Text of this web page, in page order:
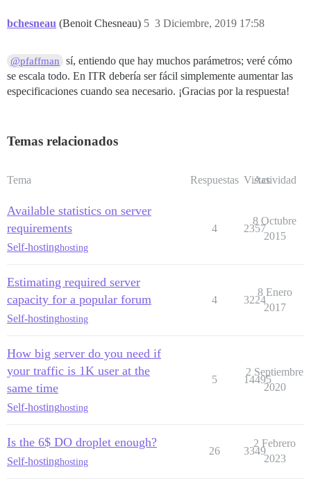
bchesneau (Benoit Chesneau) 3 Diciembre, 2019 17:58
5
@pfaffman
sí, entiendo que hay muchos parámetros; veré cómo
se escala todo. En ITR debería ser fácil simplemente aumentar las
especificaciones cuando sea necesario. ¡Gracias por la respuesta!
Temas relacionados
Tema Respuestas Vistas
Actividad
Available statistics on server
requirements
Self-hostinghosting
4 2357
8 Octubre
2015
Estimating required server
capacity for a popular forum
Self-hostinghosting
4 3224
8 Enero
2017
How big server do you need if
your traffic is 1K user at the
same time
Self-hostinghosting
5 14495
2 Septiembre
2020
Is the 6$ DO droplet enough?
Self-hostinghosting
26 3349
2 Febrero
2023